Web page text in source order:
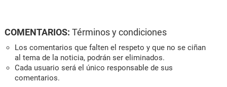
COMENTARIOS: Términos y condiciones
Los comentarios que falten el respeto y que no se ciñan
al tema de la noticia, podrán ser eliminados.
Cada usuario será el único responsable de sus
comentarios.